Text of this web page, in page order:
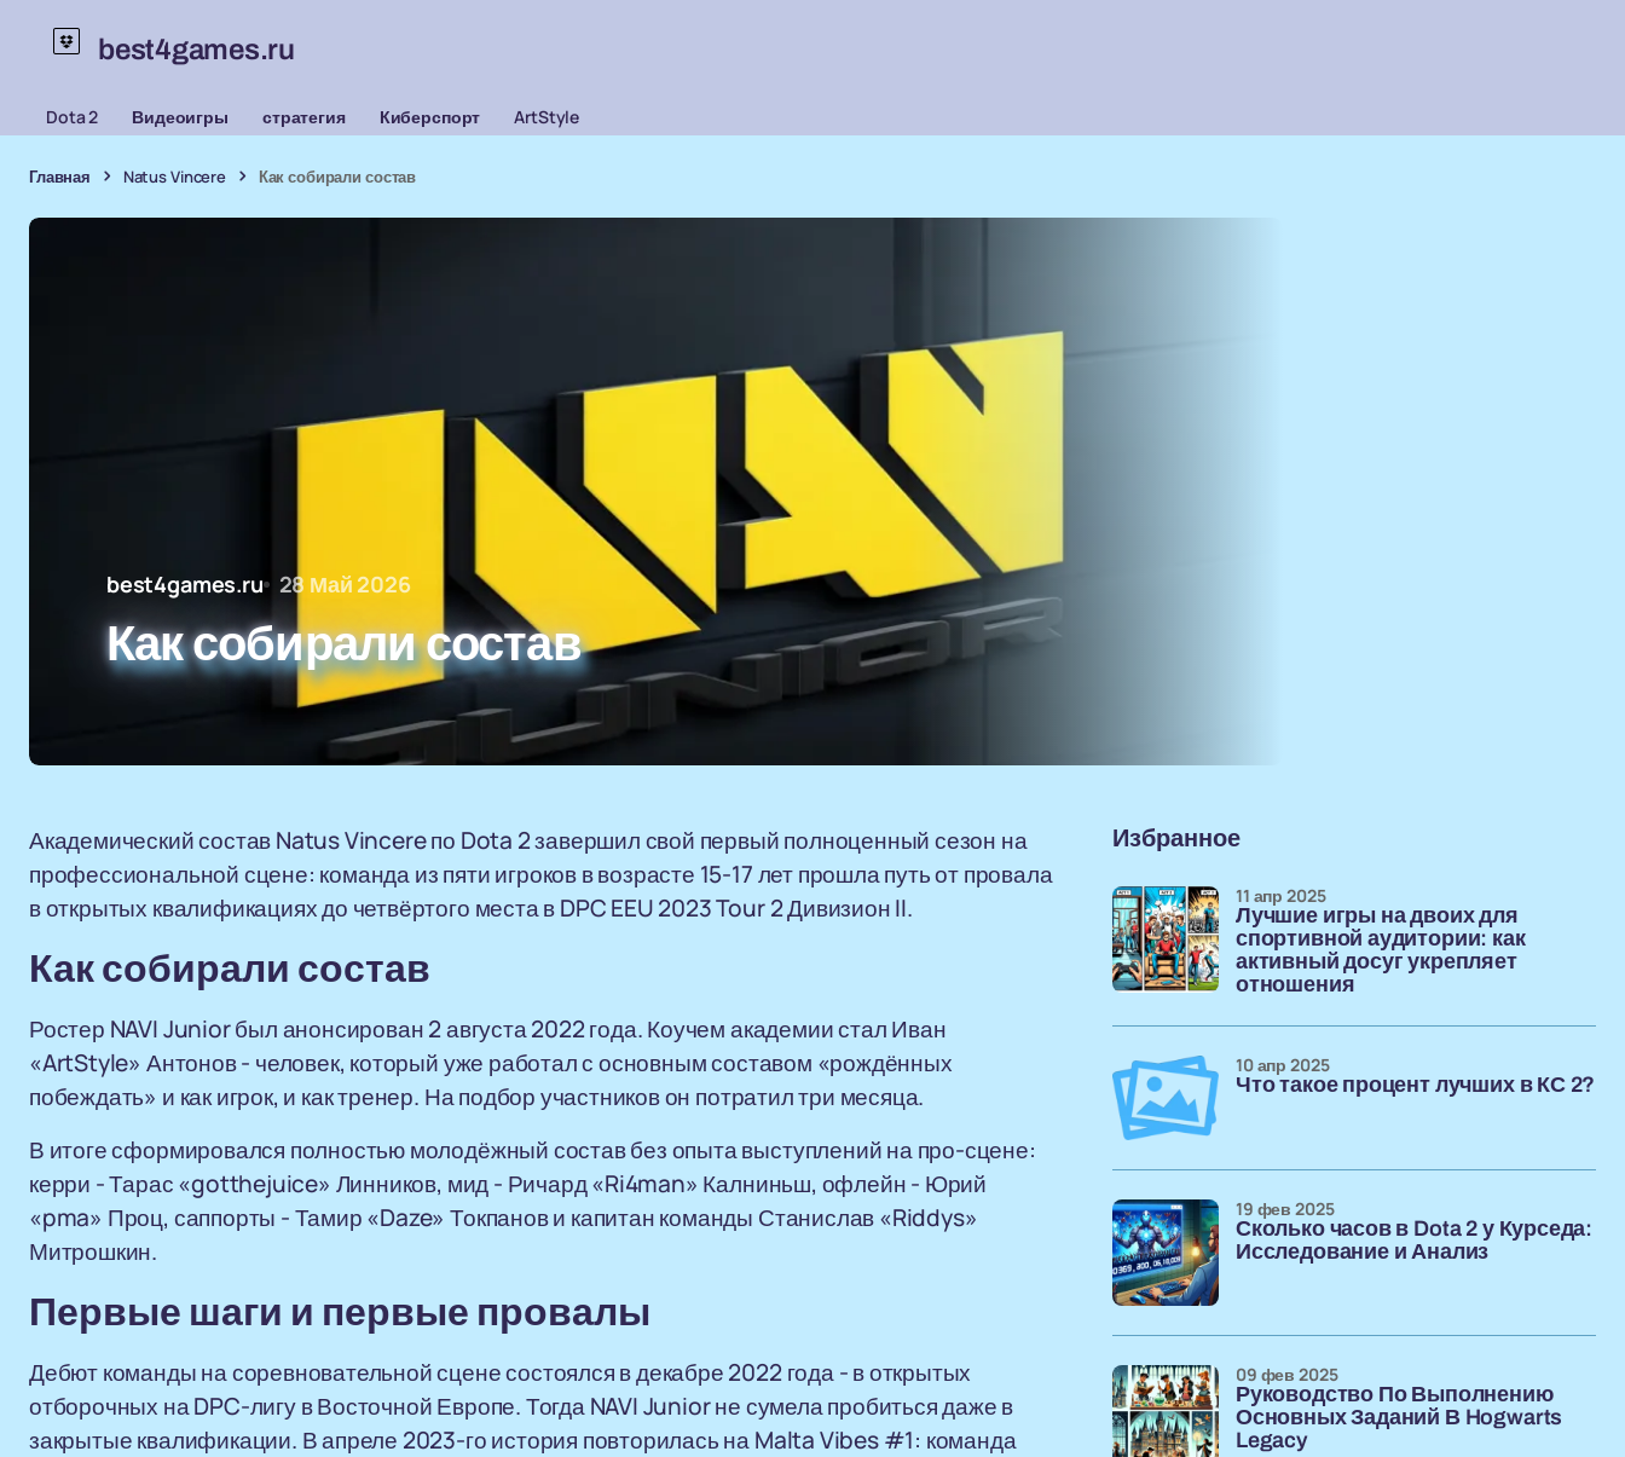
best4games.ru
Dota 2 Видеоигры стратегия Киберспорт ArtStyle
Главная Natus Vincere Как собирали состав
best4games.ru 28 Май 2026
Как собирали состав
Академический состав Natus Vincere по Dota 2 завершил свой первый полноценный сезон на
профессиональной сцене: команда из пяти игроков в возрасте 15-17 лет прошла путь от провала
в открытых квалификациях до четвёртого места в DPC EEU 2023 Tour 2 Дивизион II.
Как собирали состав
Ростер NAVI Junior был анонсирован 2 августа 2022 года. Коучем академии стал Иван
«ArtStyle» Антонов - человек, который уже работал с основным составом «рождённых
побеждать» и как игрок, и как тренер. На подбор участников он потратил три месяца.
В итоге сформировался полностью молодёжный состав без опыта выступлений на про-сцене:
керри - Тарас «gotthejuice» Линников, мид - Ричард «Ri4man» Калниньш, офлейн - Юрий
«pma» Проц, саппорты - Тамир «Daze» Токпанов и капитан команды Станислав «Riddys»
Митрошкин.
Первые шаги и первые провалы
Дебют команды на соревновательной сцене состоялся в декабре 2022 года - в открытых
отборочных на DPC-лигу в Восточной Европе. Тогда NAVI Junior не сумела пробиться даже в
закрытые квалификации. В апреле 2023-го история повторилась на Malta Vibes #1: команда
Избранное
Лучшие игры на двоих для
спортивной аудитории: как
активный досуг укрепляет
отношения
11 апр 2025
Что такое процент лучших в КС 2?
10 апр 2025
Сколько часов в Dota 2 у Курседа:
Исследование и Анализ
19 фев 2025
Руководство По Выполнению
Основных Заданий В Hogwarts
Legacy
09 фев 2025